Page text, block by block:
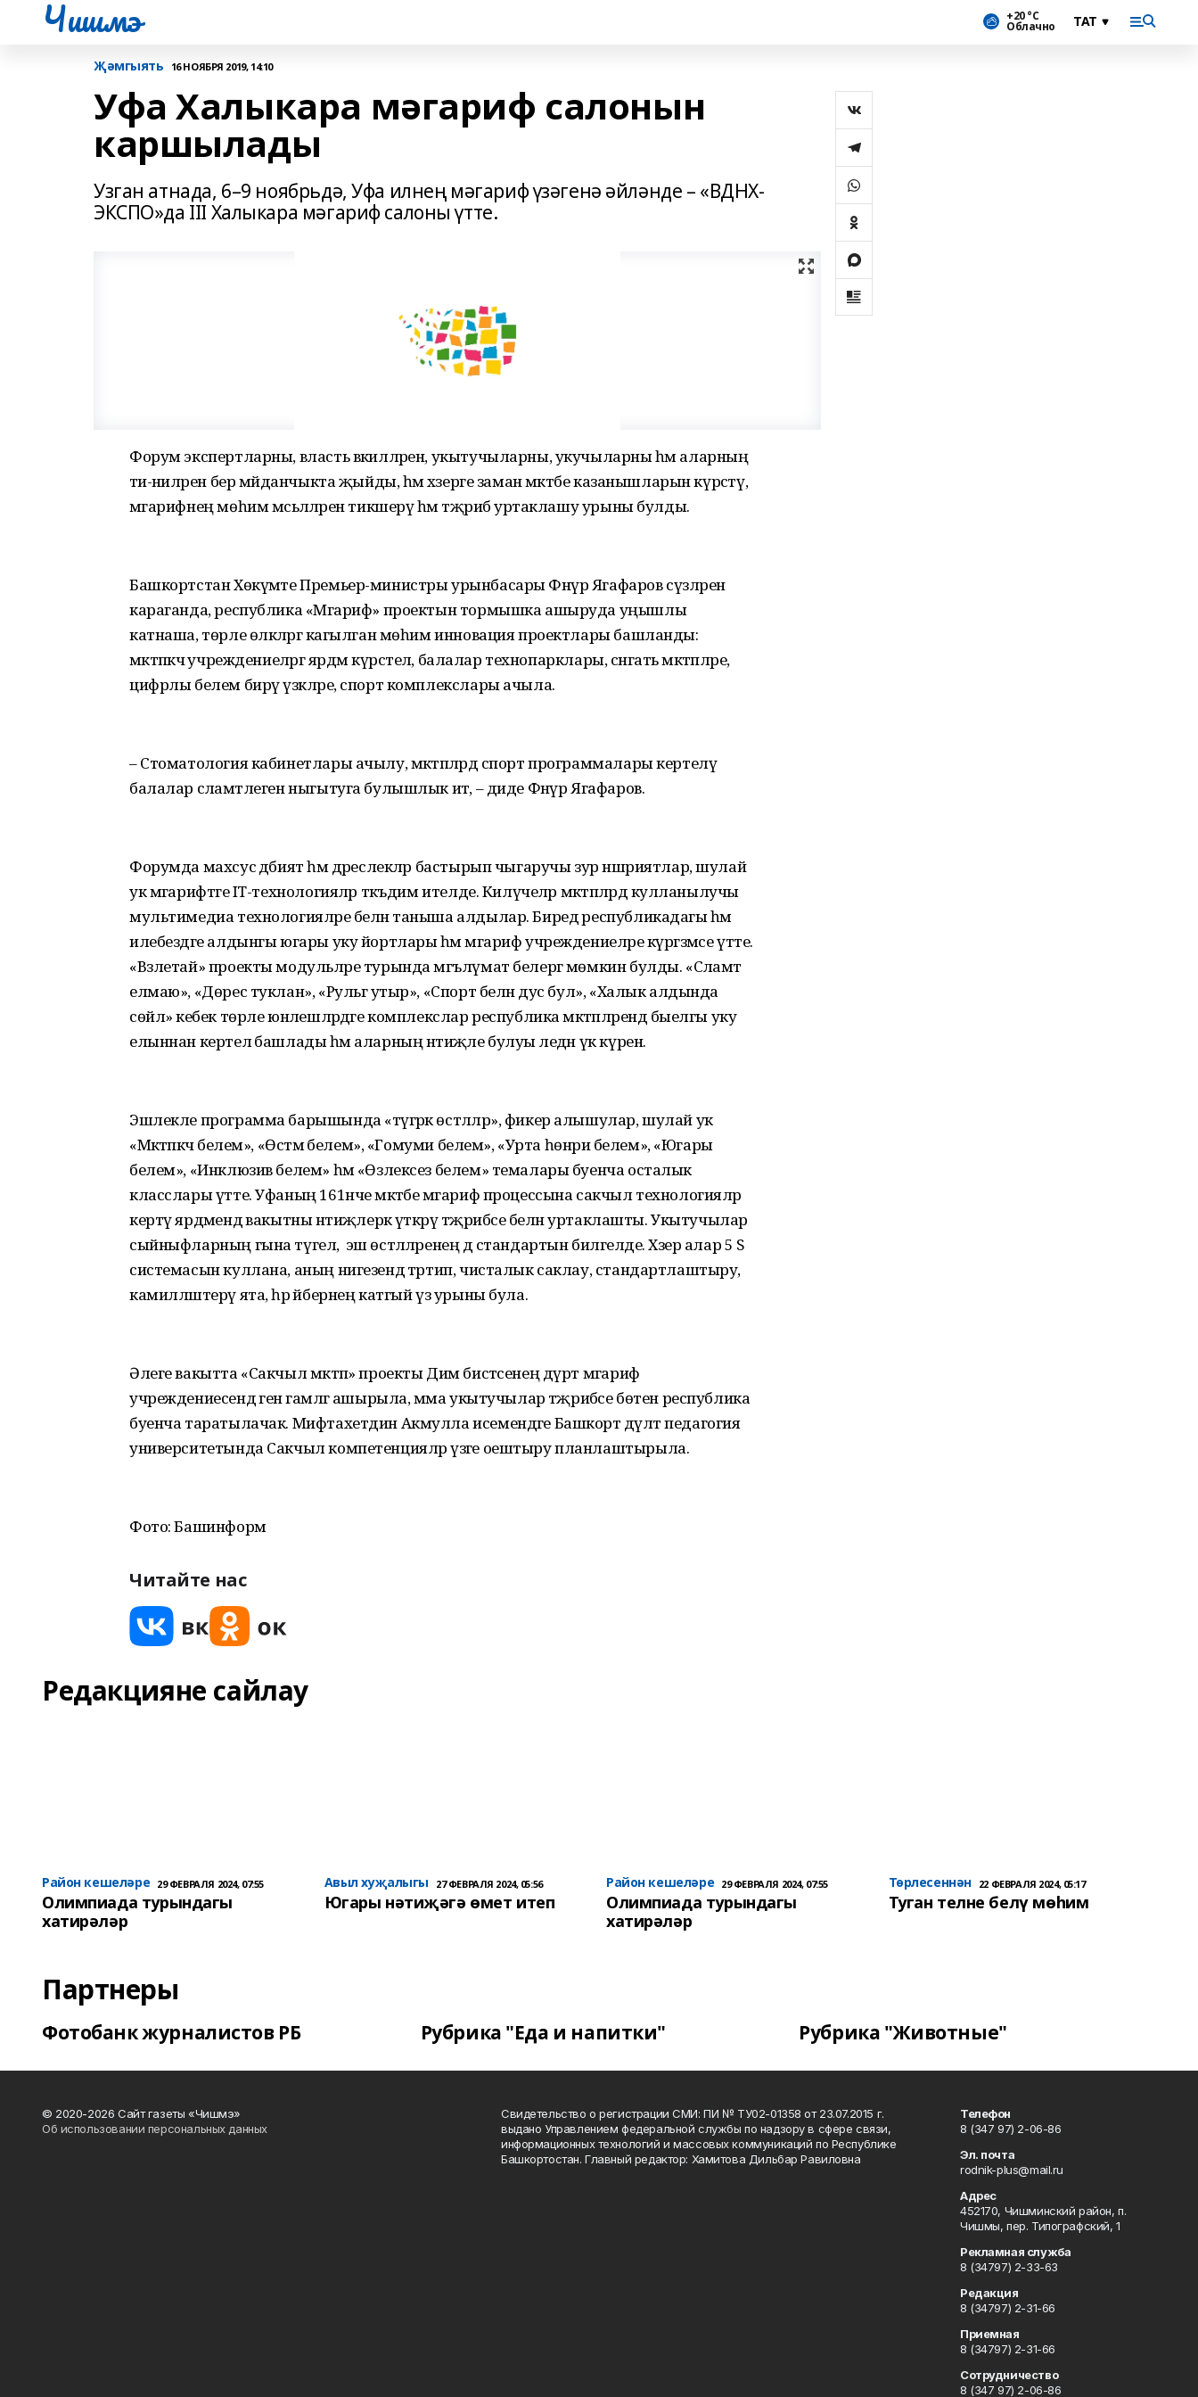
Чишмэ +20 °С
Облачно
Җәмгыять 16 НОЯБРЯ 2019, 14:10
Уфа Халыкара мәгариф салонын
каршылады
Узган атнада, 6–9 ноябрьдә, Уфа илнең мәгариф үзәгенә әйләнде – «ВДНХ-
ЭКСПО»да III Халыкара мәгариф салоны үтте.
Форум экспертларны, власть вәкилләрен, укытучыларны, укучыларны һәм аларның
әти-әниләрен бер мәйданчыкта җыйды, һәм хәзерге заман мәктәбе казанышларын күрсәтү,
мәгарифнең мөһим мәсьәләләрен тикшерү һәм тәҗрибә уртаклашу урыны булды.
Башкортстан Хөкүмәте Премьер-министры урынбасары Фәнүр Ягафаров сүзләренә
караганда, республика «Мәгариф» проектын тормышка ашыруда уңышлы
катнаша, төрле өлкәләргә кагылган мөһим инновация проектлары башланды:
мәктәпкәчә учреждениеләргә ярдәм күрсәтелә, балалар технопарклары, сәнгать мәктәпләре,
цифрлы белем бирү үзәкләре, спорт комплекслары ачыла.
– Стоматология кабинетлары ачылу, мәктәпләрдә спорт программалары кертелү
балалар сәламәтлеген ныгытуга булышлык итә, – диде Фәнүр Ягафаров.
Форумда махсус әдәбият һәм дәреслекләр бастырып чыгаручы зур нәшриятлар, шулай
ук мәгарифтәге IT-технологияләр тәкъдим ителде. Килүчеләр мәктәпләрдә кулланылучы
мультимедиа технологияләре белән таныша алдылар. Биредә республикадагы һәм
илебездәге алдынгы югары уку йортлары һәм мәгариф учреждениеләре күргәзмәсе үтте.
«Взлетай» проекты модульләре турында мәгълүмат белергә мөмкин булды. «Сәламәт
елмаю», «Дөрес туклан», «Рульгә утыр», «Спорт белән дус бул», «Халык алдында
сөйлә» кебек төрле юнәлешләрдәге комплекслар республика мәктәпләрендә быелгы уку
елыннан кертелә башлады һәм аларның нәтиҗәле булуы әледән үк күренә.
Эшлекле программа барышында «түгәрәк өстәлләр», фикер алышулар, шулай ук
«Мәктәпкәчә белем», «Өстәмә белем», «Гомуми белем», «Урта һөнәри белем», «Югары
белем», «Инклюзив белем» һәм «Өзлексез белем» темалары буенча осталык
класслары үтте. Уфаның 161нче мәктәбе мәгариф процессына сакчыл технологияләр
кертү ярдәмендә вакытны нәтиҗәлерәк үткәрү тәҗрибәсе белән уртаклашты. Укытучылар
сыйныфларның гына түгел, ә эш өстәлләренең дә стандартын билгеләде. Хәзер алар 5 S
системасын куллана, аның нигезендә тәртип, чисталык саклау, стандартлаштыру,
камилләштерү ята, һәр әйбернең катгый үз урыны була.
Әлеге вакытта «Сакчыл мәктәп» проекты Дим бистәсенең дүрт мәгариф
учреждениесендә генә гамәлгә ашырыла, әмма укытучылар тәҗрибәсе бөтен республика
буенча таратылачак. Мифтахетдин Акмулла исемендәге Башкорт дәүләт педагогия
университетында Сакчыл компетенцияләр үзәге оештыру планлаштырыла.
Фото: Башинформ
Читайте нас
Редакцияне сайлау
Район кешеләре 29 ФЕВРАЛЯ 2024, 07:55
Олимпиада турындагы
хатирәләр
Авыл хуҗалыгы 27 ФЕВРАЛЯ 2024, 05:56
Югары нәтиҗәгә өмет итеп
Район кешеләре 29 ФЕВРАЛЯ 2024, 07:55
Олимпиада турындагы
хатирәләр
Төрлесеннән 22 ФЕВРАЛЯ 2024, 05:17
Туган телне белү мөһим
Партнеры
Фотобанк журналистов РБ Рубрика "Еда и напитки" Рубрика "Животные"
© 2020-2026 Сайт газеты «Чишмэ»
Об использовании персональных данных
Свидетельство о регистрации СМИ: ПИ № ТУ02-01358 от 23.07.2015 г.
выдано Управлением федеральной службы по надзору в сфере связи,
информационных технологий и массовых коммуникаций по Республике
Башкортостан. Главный редактор: Хамитова Дильбар Равиловна
Телефон
8 (347 97) 2-06-86
Эл. почта
rodnik-plus@mail.ru
Адрес
452170, Чишминский район, п.
Чишмы, пер. Типографский, 1
Рекламная служба
8 (34797) 2-33-63
Редакция
8 (34797) 2-31-66
Приемная
8 (34797) 2-31-66
Сотрудничество
8 (347 97) 2-06-86